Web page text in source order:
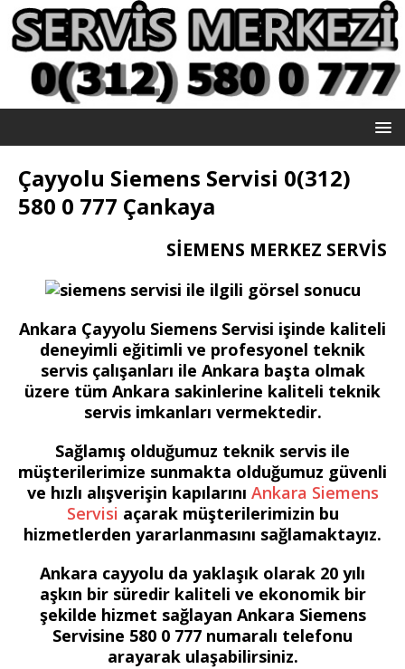
Çayyolu Siemens Servisi 0(312)
580 0 777 Çankaya
SİEMENS MERKEZ SERVİS
Ankara Çayyolu Siemens Servisi işinde kaliteli
deneyimli eğitimli ve profesyonel teknik
servis çalışanları ile Ankara başta olmak
üzere tüm Ankara sakinlerine kaliteli teknik
servis imkanları vermektedir.
Sağlamış olduğumuz teknik servis ile
müşterilerimize sunmakta olduğumuz güvenli
ve hızlı alışverişin kapılarını Ankara Siemens
Servisi açarak müşterilerimizin bu
hizmetlerden yararlanmasını sağlamaktayız.
Ankara cayyolu da yaklaşık olarak 20 yılı
aşkın bir süredir kaliteli ve ekonomik bir
şekilde hizmet sağlayan Ankara Siemens
Servisine 580 0 777 numaralı telefonu
arayarak ulaşabilirsiniz.